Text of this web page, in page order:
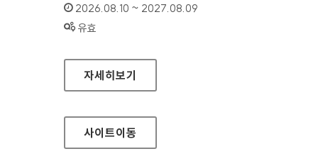
인증기간 :
2026.08.10 ~ 2027.08.09
상태 :
유효
서울특별시 동부병원
자세히보기
사이트이동